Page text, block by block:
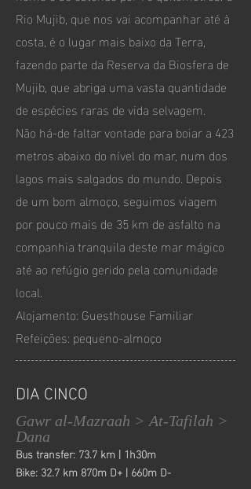
Rio Mujib, que nos vai acompanhar até à
costa, é o lugar mais baixo da Terra,
fazendo parte da Reserva da Biosfera de
Mujib, que abriga uma vasta quantidade
de espécies raras de vida selvagem.
Não há-de faltar vontade para boiar a 423
metros abaixo do nível do mar, num dos
lagos mais salgados do mundo. Depois
de um bom almoço, seguimos viagem
por pouco mais de 35 km de asfalto na
companhia tranquila deste mar mágico
até ao refúgio gerido pela comunidade
local.
Alojamento: Guesthouse Familiar
Refeições: pequeno-almoço
DIA CINCO
Gawr al-Mazraah > At-Tafilah >
Dana
Bus transfer: 73.7 km | 1h30m
Bike: 32.7 km 870m D+ | 660m D-